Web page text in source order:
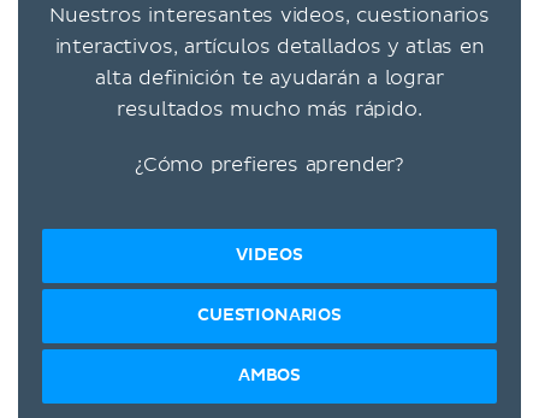
Nuestros interesantes videos, cuestionarios
interactivos, artículos detallados y atlas en
alta definición te ayudarán a lograr
resultados mucho más rápido.
¿Cómo prefieres aprender?
VIDEOS
CUESTIONARIOS
AMBOS